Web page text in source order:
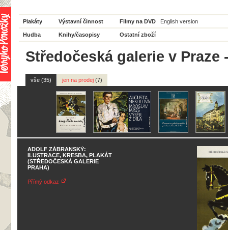
Plakáty Výstavní činnost Filmy na DVD English version
Hudba Knihy/časopisy Ostatní zboží
Středočeská galerie v Praze
vše (35) jen na prodej (7)
ADOLF ZÁBRANSKÝ:
ILUSTRACE, KRESBA, PLAKÁT
(STŘEDOČESKÁ GALERIE
PRAHA)
Přímý odkaz